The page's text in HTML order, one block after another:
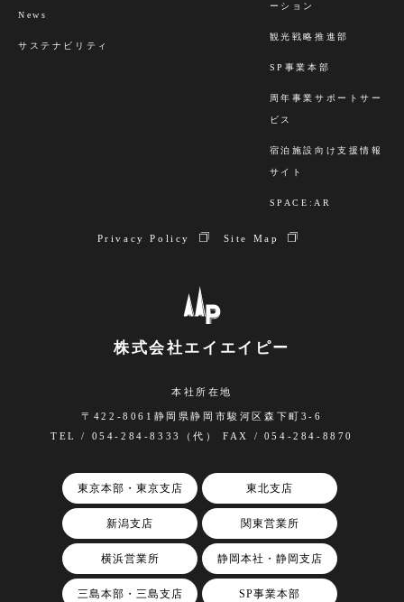
株式会社エイエイピー
本社所在地
〒422-8061静岡県静岡市駿河区森下町3-6
TEL / 054-284-8333（代） FAX / 054-284-8870
東京本部・東京支店 東北支店
新潟支店 関東営業所
横浜営業所 静岡本社・静岡支店
三島本部・三島支店 SP事業本部
News
サステナビリティ
ーション
観光戦略推進部
SP事業本部
周年事業サポートサー
ビス
宿泊施設向け支援情報
サイト
SPACE:AR
Privacy Policy Site Map